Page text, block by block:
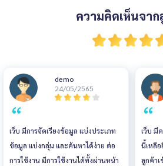
ความคิดเห็นจาก
demo
24/05/2565
เว็บ มีการจัดเรียงข้อมูล แบ่งประเภท
ข้อมูล แบ่งกลุ่ม และค้นหาได้ง่าย ต่อ
การใช้งาน มีการใช้งานได้ทั้งผ่านหน้า
เว็บ มี
นี้เหลื
ลูกค้า